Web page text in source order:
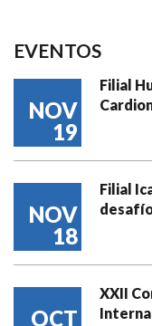
EVENTOS
NOV
19
Filial
NOV
18
Filial
OCT
XXII